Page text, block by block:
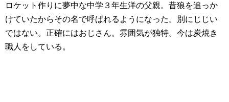
ロケット作りに夢中な中学３年生洋の父親。昔狼を追っか
けていたからその名で呼ばれるようになった。別にじじい
ではない。正確にはおじさん。雰囲気が独特。今は炭焼き
職人をしている。